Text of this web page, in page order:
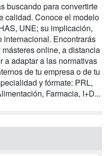
buscando para convertirte
calidad. Conoce el modelo
UNE; su implicación,
internacional. Encontrarás
online, a distancia
a adaptar a las normativas
de tu empresa o de tu
y fórmate: PRL,
Farmacia, I+D...